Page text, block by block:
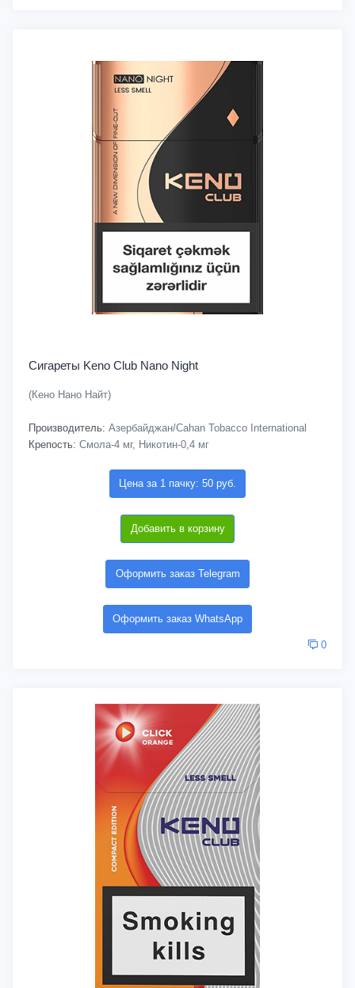
Сигареты Keno Club Nano Night
(Кено Нано Найт)
Производитель: Азербайджан/Cahan Tobacco International
Крепость: Смола-4 мг, Никотин-0,4 мг
Цена за 1 пачку: 50 руб.
Добавить в корзину
Оформить заказ Telegram
Оформить заказ WhatsApp
0